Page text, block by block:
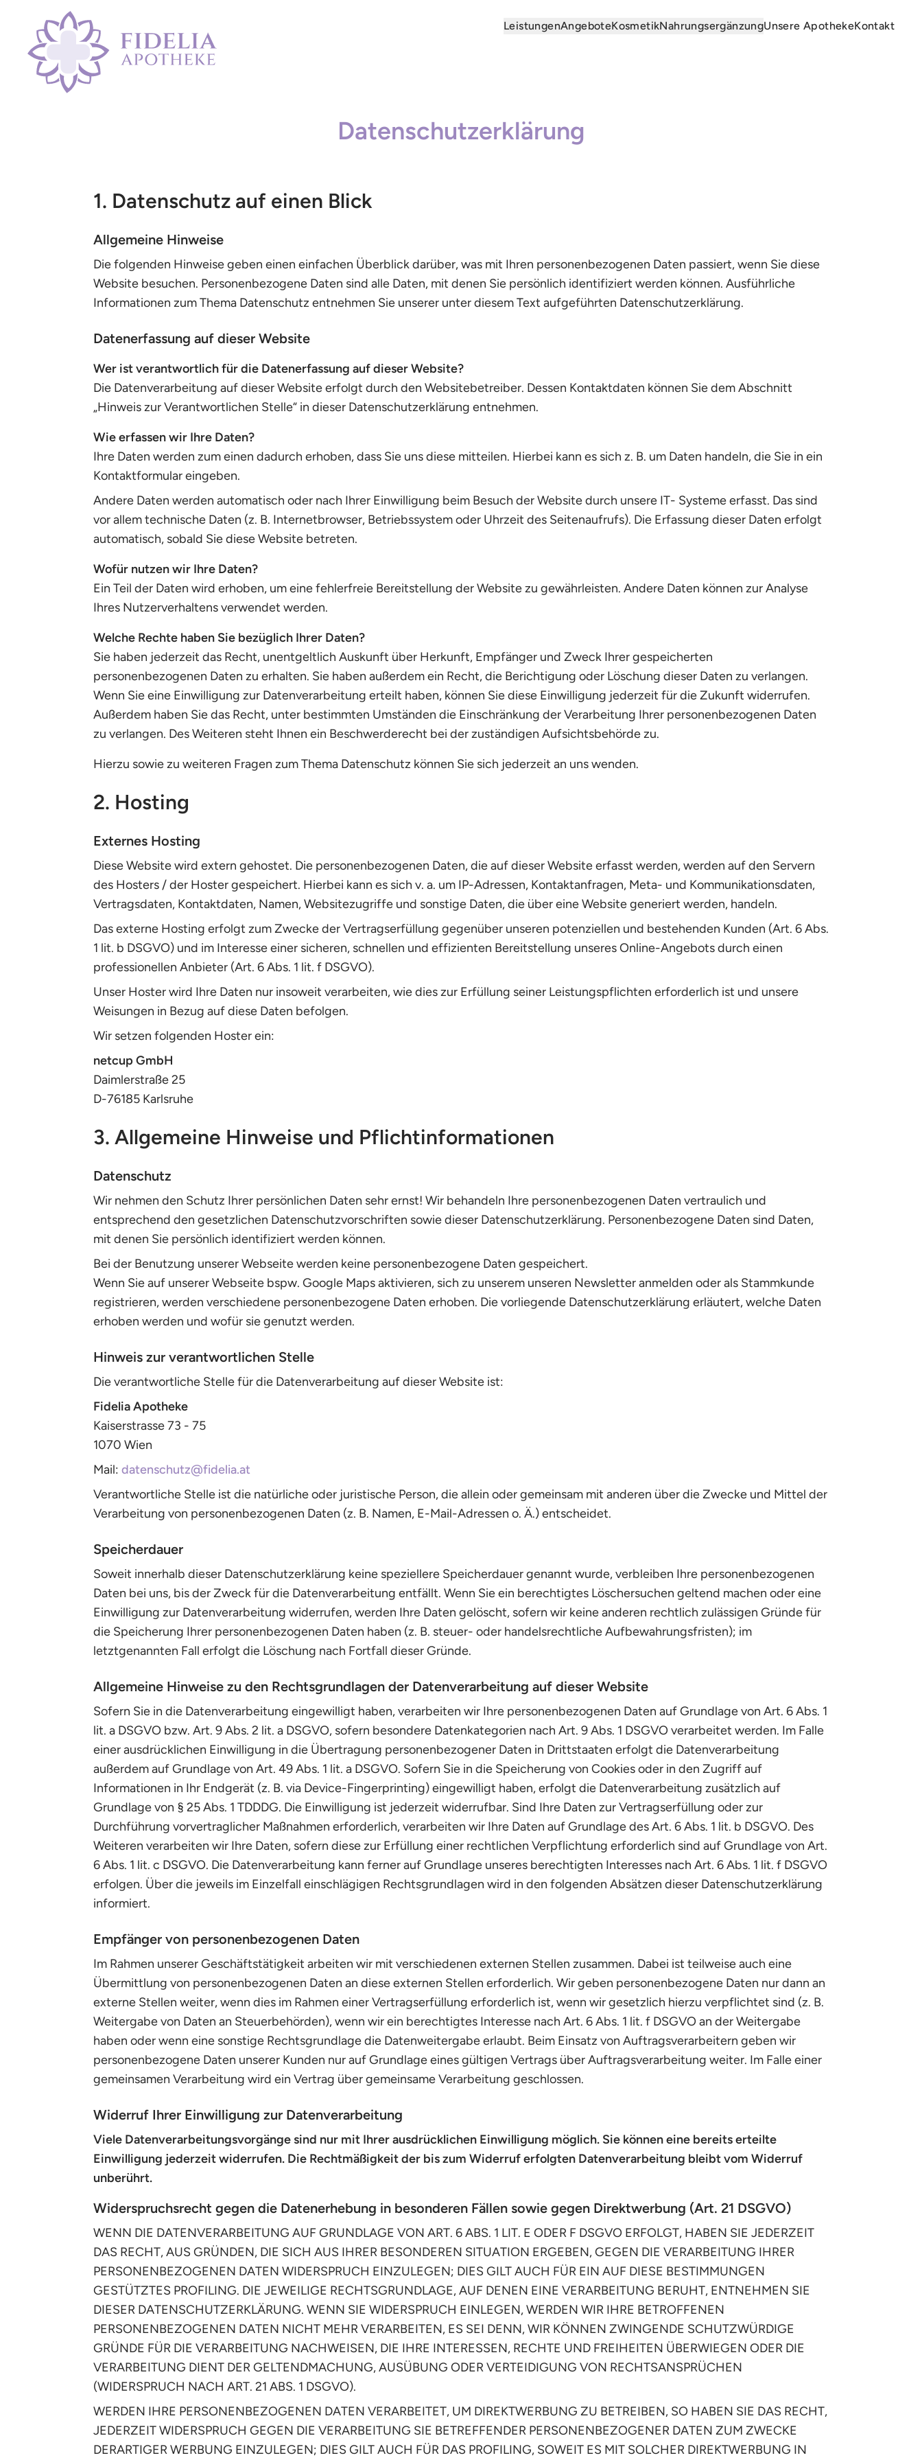
LeistungenAngeboteKosmetikNahrungsergänzungUnsere ApothekeKontakt
Datenschutzerklärung
1. Datenschutz auf einen Blick
Allgemeine Hinweise
Die folgenden Hinweise geben einen einfachen Überblick darüber, was mit Ihren personenbezogenen Daten passiert, wenn Sie diese
Website besuchen. Personenbezogene Daten sind alle Daten, mit denen Sie persönlich identifiziert werden können. Ausführliche
Informationen zum Thema Datenschutz entnehmen Sie unserer unter diesem Text aufgeführten Datenschutzerklärung.
Datenerfassung auf dieser Website
Wer ist verantwortlich für die Datenerfassung auf dieser Website?
Die Datenverarbeitung auf dieser Website erfolgt durch den Websitebetreiber. Dessen Kontaktdaten können Sie dem Abschnitt
„Hinweis zur Verantwortlichen Stelle“ in dieser Datenschutzerklärung entnehmen.
Wie erfassen wir Ihre Daten?
Ihre Daten werden zum einen dadurch erhoben, dass Sie uns diese mitteilen. Hierbei kann es sich z. B. um Daten handeln, die Sie in ein
Kontaktformular eingeben.
Andere Daten werden automatisch oder nach Ihrer Einwilligung beim Besuch der Website durch unsere IT- Systeme erfasst. Das sind
vor allem technische Daten (z. B. Internetbrowser, Betriebssystem oder Uhrzeit des Seitenaufrufs). Die Erfassung dieser Daten erfolgt
automatisch, sobald Sie diese Website betreten.
Wofür nutzen wir Ihre Daten?
Ein Teil der Daten wird erhoben, um eine fehlerfreie Bereitstellung der Website zu gewährleisten. Andere Daten können zur Analyse
Ihres Nutzerverhaltens verwendet werden.
Welche Rechte haben Sie bezüglich Ihrer Daten?
Sie haben jederzeit das Recht, unentgeltlich Auskunft über Herkunft, Empfänger und Zweck Ihrer gespeicherten
personenbezogenen Daten zu erhalten. Sie haben außerdem ein Recht, die Berichtigung oder Löschung dieser Daten zu verlangen.
Wenn Sie eine Einwilligung zur Datenverarbeitung erteilt haben, können Sie diese Einwilligung jederzeit für die Zukunft widerrufen.
Außerdem haben Sie das Recht, unter bestimmten Umständen die Einschränkung der Verarbeitung Ihrer personenbezogenen Daten
zu verlangen. Des Weiteren steht Ihnen ein Beschwerderecht bei der zuständigen Aufsichtsbehörde zu.
Hierzu sowie zu weiteren Fragen zum Thema Datenschutz können Sie sich jederzeit an uns wenden.
2. Hosting
Externes Hosting
Diese Website wird extern gehostet. Die personenbezogenen Daten, die auf dieser Website erfasst werden, werden auf den Servern
des Hosters / der Hoster gespeichert. Hierbei kann es sich v. a. um IP-Adressen, Kontaktanfragen, Meta- und Kommunikationsdaten,
Vertragsdaten, Kontaktdaten, Namen, Websitezugriffe und sonstige Daten, die über eine Website generiert werden, handeln.
Das externe Hosting erfolgt zum Zwecke der Vertragserfüllung gegenüber unseren potenziellen und bestehenden Kunden (Art. 6 Abs.
1 lit. b DSGVO) und im Interesse einer sicheren, schnellen und effizienten Bereitstellung unseres Online-Angebots durch einen
professionellen Anbieter (Art. 6 Abs. 1 lit. f DSGVO).
Unser Hoster wird Ihre Daten nur insoweit verarbeiten, wie dies zur Erfüllung seiner Leistungspflichten erforderlich ist und unsere
Weisungen in Bezug auf diese Daten befolgen.
Wir setzen folgenden Hoster ein:
netcup GmbH
Daimlerstraße 25
D-76185 Karlsruhe
3. Allgemeine Hinweise und Pflichtinformationen
Datenschutz
Wir nehmen den Schutz Ihrer persönlichen Daten sehr ernst! Wir behandeln Ihre personenbezogenen Daten vertraulich und
entsprechend den gesetzlichen Datenschutzvorschriften sowie dieser Datenschutzerklärung. Personenbezogene Daten sind Daten,
mit denen Sie persönlich identifiziert werden können.
Bei der Benutzung unserer Webseite werden keine personenbezogene Daten gespeichert.
Wenn Sie auf unserer Webseite bspw. Google Maps aktivieren, sich zu unserem unseren Newsletter anmelden oder als Stammkunde
registrieren, werden verschiedene personenbezogene Daten erhoben. Die vorliegende Datenschutzerklärung erläutert, welche Daten
erhoben werden und wofür sie genutzt werden.
Hinweis zur verantwortlichen Stelle
Die verantwortliche Stelle für die Datenverarbeitung auf dieser Website ist:
Fidelia Apotheke
Kaiserstrasse 73 - 75
1070 Wien
Mail: datenschutz@fidelia.at
Verantwortliche Stelle ist die natürliche oder juristische Person, die allein oder gemeinsam mit anderen über die Zwecke und Mittel der
Verarbeitung von personenbezogenen Daten (z. B. Namen, E-Mail-Adressen o. Ä.) entscheidet.
Speicherdauer
Soweit innerhalb dieser Datenschutzerklärung keine speziellere Speicherdauer genannt wurde, verbleiben Ihre personenbezogenen
Daten bei uns, bis der Zweck für die Datenverarbeitung entfällt. Wenn Sie ein berechtigtes Löschersuchen geltend machen oder eine
Einwilligung zur Datenverarbeitung widerrufen, werden Ihre Daten gelöscht, sofern wir keine anderen rechtlich zulässigen Gründe für
die Speicherung Ihrer personenbezogenen Daten haben (z. B. steuer- oder handelsrechtliche Aufbewahrungsfristen); im
letztgenannten Fall erfolgt die Löschung nach Fortfall dieser Gründe.
Allgemeine Hinweise zu den Rechtsgrundlagen der Datenverarbeitung auf dieser Website
Sofern Sie in die Datenverarbeitung eingewilligt haben, verarbeiten wir Ihre personenbezogenen Daten auf Grundlage von Art. 6 Abs. 1
lit. a DSGVO bzw. Art. 9 Abs. 2 lit. a DSGVO, sofern besondere Datenkategorien nach Art. 9 Abs. 1 DSGVO verarbeitet werden. Im Falle
einer ausdrücklichen Einwilligung in die Übertragung personenbezogener Daten in Drittstaaten erfolgt die Datenverarbeitung
außerdem auf Grundlage von Art. 49 Abs. 1 lit. a DSGVO. Sofern Sie in die Speicherung von Cookies oder in den Zugriff auf
Informationen in Ihr Endgerät (z. B. via Device-Fingerprinting) eingewilligt haben, erfolgt die Datenverarbeitung zusätzlich auf
Grundlage von § 25 Abs. 1 TDDDG. Die Einwilligung ist jederzeit widerrufbar. Sind Ihre Daten zur Vertragserfüllung oder zur
Durchführung vorvertraglicher Maßnahmen erforderlich, verarbeiten wir Ihre Daten auf Grundlage des Art. 6 Abs. 1 lit. b DSGVO. Des
Weiteren verarbeiten wir Ihre Daten, sofern diese zur Erfüllung einer rechtlichen Verpflichtung erforderlich sind auf Grundlage von Art.
6 Abs. 1 lit. c DSGVO. Die Datenverarbeitung kann ferner auf Grundlage unseres berechtigten Interesses nach Art. 6 Abs. 1 lit. f DSGVO
erfolgen. Über die jeweils im Einzelfall einschlägigen Rechtsgrundlagen wird in den folgenden Absätzen dieser Datenschutzerklärung
informiert.
Empfänger von personenbezogenen Daten
Im Rahmen unserer Geschäftstätigkeit arbeiten wir mit verschiedenen externen Stellen zusammen. Dabei ist teilweise auch eine
Übermittlung von personenbezogenen Daten an diese externen Stellen erforderlich. Wir geben personenbezogene Daten nur dann an
externe Stellen weiter, wenn dies im Rahmen einer Vertragserfüllung erforderlich ist, wenn wir gesetzlich hierzu verpflichtet sind (z. B.
Weitergabe von Daten an Steuerbehörden), wenn wir ein berechtigtes Interesse nach Art. 6 Abs. 1 lit. f DSGVO an der Weitergabe
haben oder wenn eine sonstige Rechtsgrundlage die Datenweitergabe erlaubt. Beim Einsatz von Auftragsverarbeitern geben wir
personenbezogene Daten unserer Kunden nur auf Grundlage eines gültigen Vertrags über Auftragsverarbeitung weiter. Im Falle einer
gemeinsamen Verarbeitung wird ein Vertrag über gemeinsame Verarbeitung geschlossen.
Widerruf Ihrer Einwilligung zur Datenverarbeitung
Viele Datenverarbeitungsvorgänge sind nur mit Ihrer ausdrücklichen Einwilligung möglich. Sie können eine bereits erteilte
Einwilligung jederzeit widerrufen. Die Rechtmäßigkeit der bis zum Widerruf erfolgten Datenverarbeitung bleibt vom Widerruf
unberührt.
Widerspruchsrecht gegen die Datenerhebung in besonderen Fällen sowie gegen Direktwerbung (Art. 21 DSGVO)
WENN DIE DATENVERARBEITUNG AUF GRUNDLAGE VON ART. 6 ABS. 1 LIT. E ODER F DSGVO ERFOLGT, HABEN SIE JEDERZEIT
DAS RECHT, AUS GRÜNDEN, DIE SICH AUS IHRER BESONDEREN SITUATION ERGEBEN, GEGEN DIE VERARBEITUNG IHRER
PERSONENBEZOGENEN DATEN WIDERSPRUCH EINZULEGEN; DIES GILT AUCH FÜR EIN AUF DIESE BESTIMMUNGEN
GESTÜTZTES PROFILING. DIE JEWEILIGE RECHTSGRUNDLAGE, AUF DENEN EINE VERARBEITUNG BERUHT, ENTNEHMEN SIE
DIESER DATENSCHUTZERKLÄRUNG. WENN SIE WIDERSPRUCH EINLEGEN, WERDEN WIR IHRE BETROFFENEN
PERSONENBEZOGENEN DATEN NICHT MEHR VERARBEITEN, ES SEI DENN, WIR KÖNNEN ZWINGENDE SCHUTZWÜRDIGE
GRÜNDE FÜR DIE VERARBEITUNG NACHWEISEN, DIE IHRE INTERESSEN, RECHTE UND FREIHEITEN ÜBERWIEGEN ODER DIE
VERARBEITUNG DIENT DER GELTENDMACHUNG, AUSÜBUNG ODER VERTEIDIGUNG VON RECHTSANSPRÜCHEN
(WIDERSPRUCH NACH ART. 21 ABS. 1 DSGVO).
WERDEN IHRE PERSONENBEZOGENEN DATEN VERARBEITET, UM DIREKTWERBUNG ZU BETREIBEN, SO HABEN SIE DAS RECHT,
JEDERZEIT WIDERSPRUCH GEGEN DIE VERARBEITUNG SIE BETREFFENDER PERSONENBEZOGENER DATEN ZUM ZWECKE
DERARTIGER WERBUNG EINZULEGEN; DIES GILT AUCH FÜR DAS PROFILING, SOWEIT ES MIT SOLCHER DIREKTWERBUNG IN